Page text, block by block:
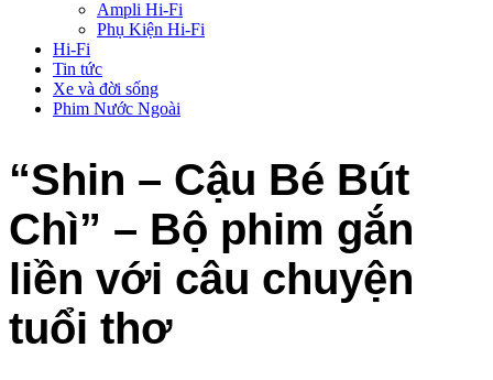
Ampli Hi-Fi
Phụ Kiện Hi-Fi
Hi-Fi
Tin tức
Xe và đời sống
Phim Nước Ngoài
“Shin – Cậu Bé Bút
Chì” – Bộ phim gắn
liền với câu chuyện
tuổi thơ